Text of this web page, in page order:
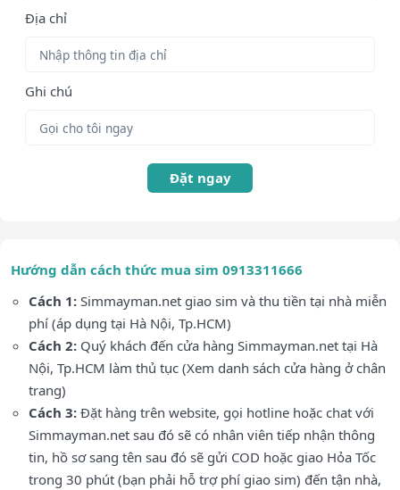
Địa chỉ
Ghi chú
Đặt ngay
Hướng dẫn cách thức mua sim 0913311666
Cách 1: Simmayman.net giao sim và thu tiền tại nhà miễn
phí (áp dụng tại Hà Nội, Tp.HCM)
Cách 2: Quý khách đến cửa hàng Simmayman.net tại Hà
Nội, Tp.HCM làm thủ tục (Xem danh sách cửa hàng ở chân
trang)
Cách 3: Đặt hàng trên website, gọi hotline hoặc chat với
Simmayman.net sau đó sẽ có nhân viên tiếp nhận thông
tin, hồ sơ sang tên sau đó sẽ gửi COD hoặc giao Hỏa Tốc
trong 30 phút (bạn phải hỗ trợ phí giao sim) đến tận nhà,